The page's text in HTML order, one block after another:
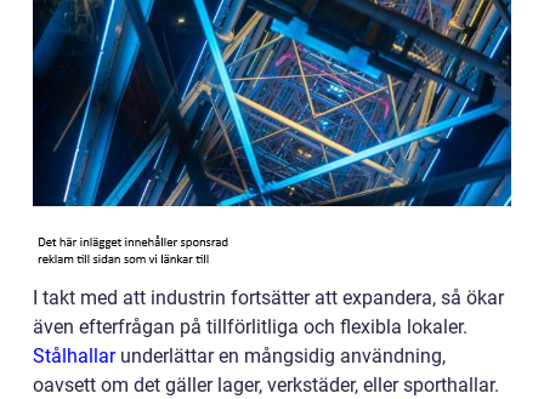
I takt med att industrin fortsätter att expandera, så ökar
även efterfrågan på tillförlitliga och flexibla lokaler.
Stålhallarunderlättar en mångsidig användning,
oavsett om det gäller lager, verkstäder, eller sporthallar.